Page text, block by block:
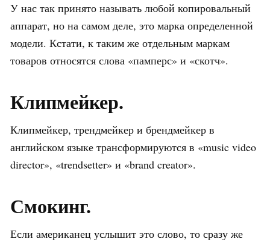
У нас так принято называть любой копировальный
аппарат, но на самом деле, это марка определенной
модели. Кстати, к таким же отдельным маркам
товаров относятся слова «памперс» и «скотч».
Клипмейкер.
Клипмейкер, трендмейкер и брендмейкер в
английском языке трансформируются в «music video
director», «trendsetter» и «brand creator».
Смокинг.
Если американец услышит это слово, то сразу же